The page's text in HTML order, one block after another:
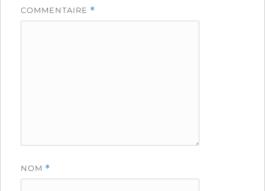
COMMENTAIRE *
NOM *